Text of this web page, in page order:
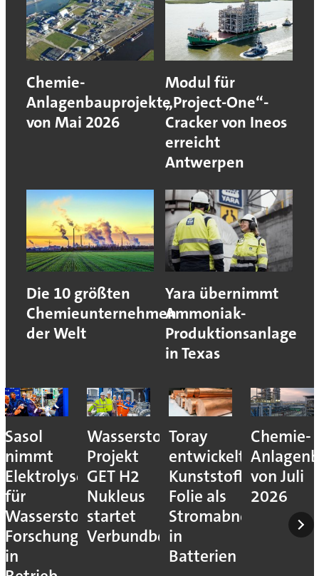
Chemie-
Anlagenbauprojekte
von Mai 2026
Modul für
„Project-One“-
Cracker von Ineos
erreicht
Antwerpen
Die 10 größten
Chemieunternehmen
der Welt
Yara übernimmt
Ammoniak-
Produktionsanlage
in Texas
Sasol
nimmt
Elektrolyseur
für
Wasserstoff-
Forschung
in
Wasserstoff-
Projekt
GET H2
Nukleus
startet
Verbundbetrieb
Toray
entwickelt
Kunststoff-
Folie als
Stromabnehmer
in
Batterien
Chemie-
von Juli
2026